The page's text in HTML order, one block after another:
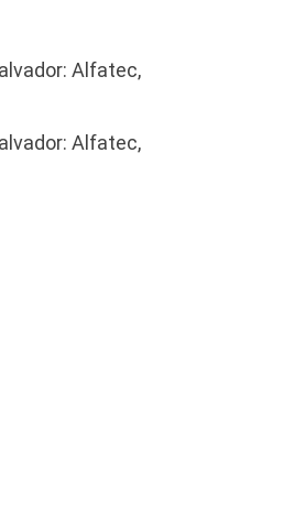
Alfatec,
Alfatec,